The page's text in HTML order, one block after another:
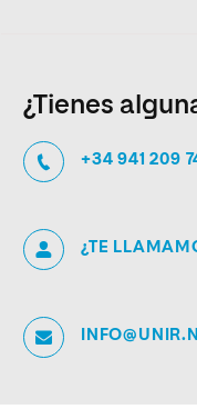
¿Tienes
+34 941 209
¿TE